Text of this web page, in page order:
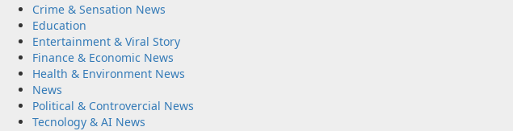
Crime & Sensation News
Education
Entertainment & Viral Story
Finance & Economic News
Health & Environment News
News
Political & Controvercial News
Tecnology & AI News